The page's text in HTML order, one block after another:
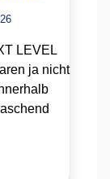
LEVEL
ja nicht